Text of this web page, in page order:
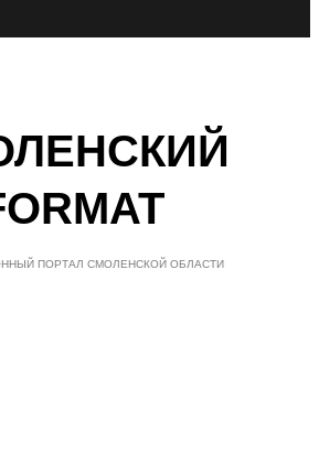
ПОРТАЛ СМОЛЕНСКОЙ ОБЛАСТИ